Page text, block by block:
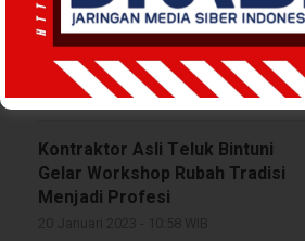
Dengan Adanya PLKKC, Kasihiw ;
Paket Otsus di Peruntukan Pada
Kontraktor OAP
27 Mei 2023 - 18:13 WIB
Kontraktor Asli Teluk Bintuni
Gelar Workshop Rubah Tradisi
Menjadi Profesi